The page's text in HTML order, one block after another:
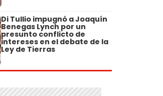
Di Tullio impugnó a Joaquín
Benegas Lynch por un
presunto conflicto de
intereses en el debate de la
Ley de Tierras